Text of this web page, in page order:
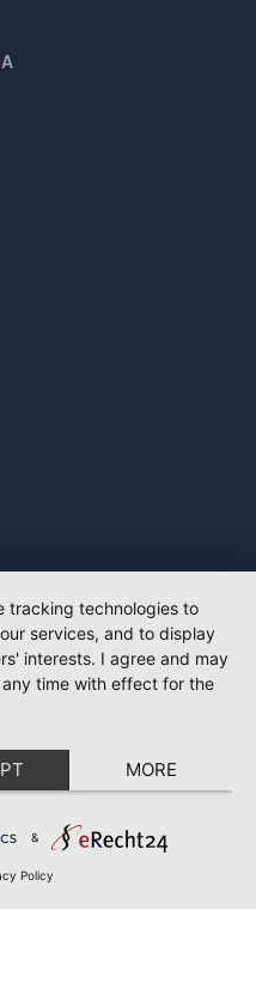
tracking technologies to
services, and to display
interests. I agree and may
time with effect for the
MORE
&
Policy